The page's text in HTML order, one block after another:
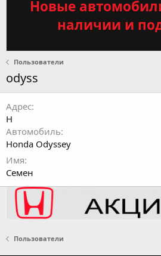
Новые
наличии и
Пользователи
odyss
Адрес
H
Автомобиль
Honda Odyssey
Имя
Семен
Пользователи